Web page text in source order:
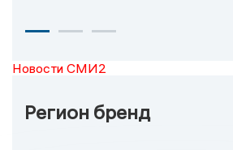
Новости СМИ2
Регион бренд